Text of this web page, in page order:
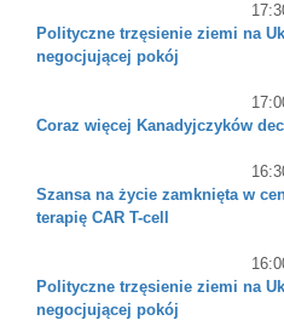
Polityczne trzęsienie ziemi na
negocjującej pokój
Coraz więcej Kanadyjczyków
Szansa na życie zamknięta w
terapię CAR T-cell
Polityczne trzęsienie ziemi na
negocjującej pokój